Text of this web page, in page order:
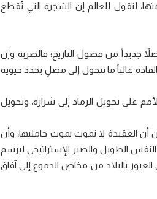
لتقول للعالم إن الشجرة التي تُقطع
جديداً من فصول التاريخ؛ فالضربة وإن
غالباً ما تتحول إلى مصلٍ يجدد حيوية
على تحويل الرماد إلى شرارة، وتحويل
أن العقيدة لا تموت بموت حامليها، وأن
الطويل والصبر الإستراتيجي ليرسم
بالبلاد من مخاض الدموع إلى آفاق